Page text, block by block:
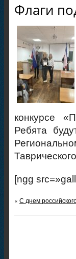
Флаги
конкурсе
Ребята
[ngg
« С днем